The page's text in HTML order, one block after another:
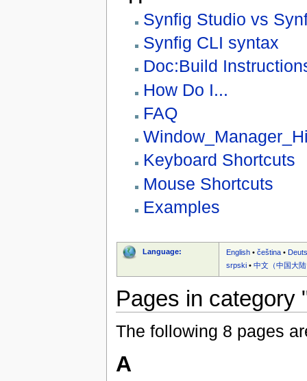
Synfig Studio vs
Synfig CLI syntax
Doc:Build
How Do I...
FAQ
Keyboard Shortcuts
Mouse Shortcuts
Examples
Language: English •čeština •
srpski •中文（中国大
Pages in category
The following 8 pages
A